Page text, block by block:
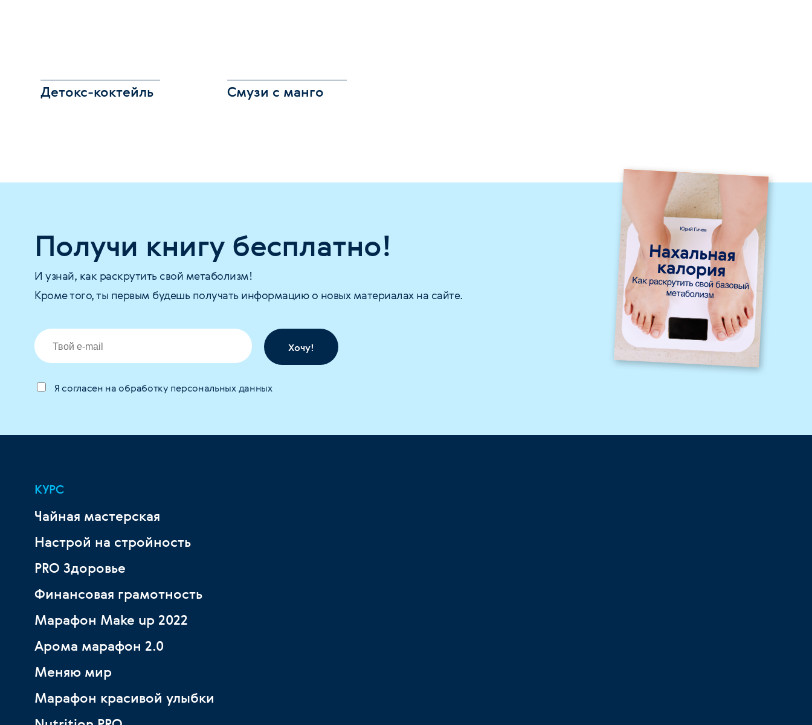
Детокс-коктейль Смузи с манго
Получи книгу бесплатно!
И узнай, как раскрутить свой метаболизм!
Кроме того, ты первым будешь получать информацию о новых материалах на сайте.
Хочу!
Я согласен на обработку персональных данных
КУРС
Чайная мастерская
Настрой на стройность
PRO Здоровье
Финансовая грамотность
Марафон Make up 2022
Арома марафон 2.0
Меняю мир
Марафон красивой улыбки